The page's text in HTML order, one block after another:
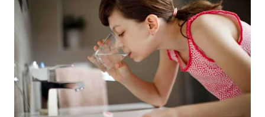
LABUHANBATU
WN
TAPANULI
TENGAH